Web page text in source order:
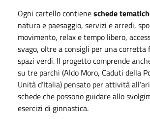
Ogni cartello contieneschede
natura e paesaggio, servizi e arredi,
movimento, relax e tempo libero,
svago, oltre a consigli per una corretta
spazi verdi. Il progetto comprende
su tre parchi (Aldo Moro, Caduti della
Unità d’Italia) pensato per attività
schede che possono guidare allo
esercizi di ginnastica.